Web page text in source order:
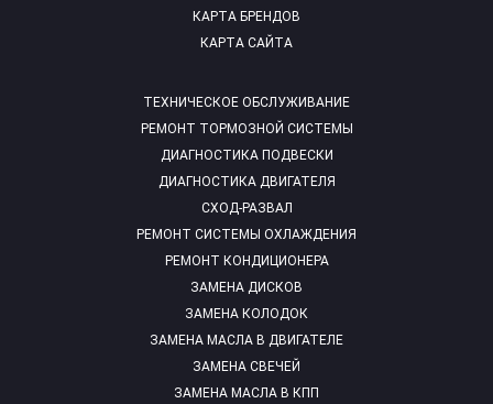
ТЕХНИЧЕСКОЕ ОБСЛУЖИВАНИЕ
РЕМОНТ ТОРМОЗНОЙ СИСТЕМЫ
ДИАГНОСТИКА ПОДВЕСКИ
ДИАГНОСТИКА ДВИГАТЕЛЯ
СХОД-РАЗВАЛ
РЕМОНТ СИСТЕМЫ ОХЛАЖДЕНИЯ
РЕМОНТ КОНДИЦИОНЕРА
ЗАМЕНА ДИСКОВ
ЗАМЕНА КОЛОДОК
ЗАМЕНА МАСЛА В ДВИГАТЕЛЕ
ЗАМЕНА СВЕЧЕЙ
ЗАМЕНА МАСЛА В КПП
КАРТА БРЕНДОВ
КАРТА САЙТА